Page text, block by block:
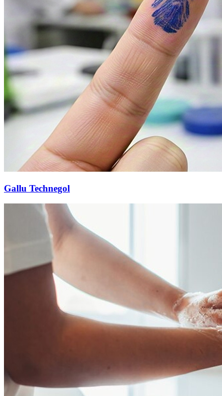
Gallu Technegol